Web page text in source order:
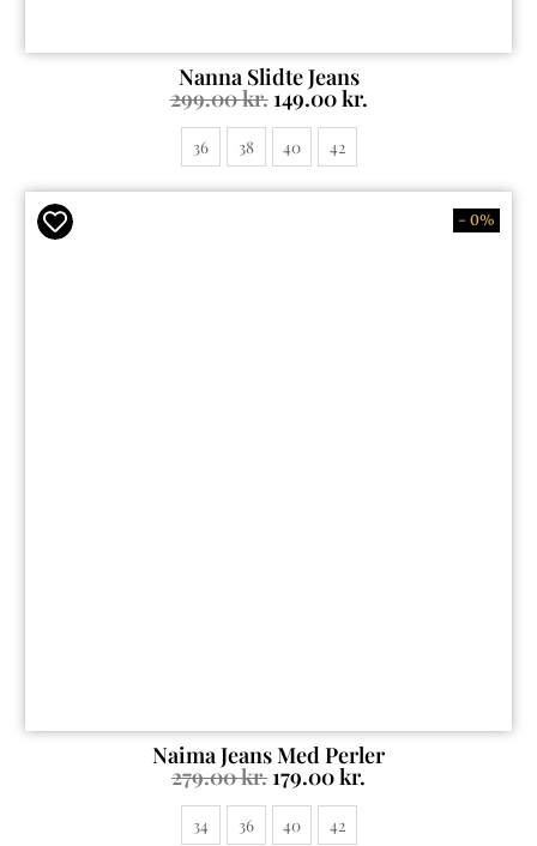
Nanna Slidte Jeans
299.00kr.149.00kr.
36 38 40 42
- 0%
Naima Jeans Med Perler
279.00kr.179.00kr.
34 36 40 42